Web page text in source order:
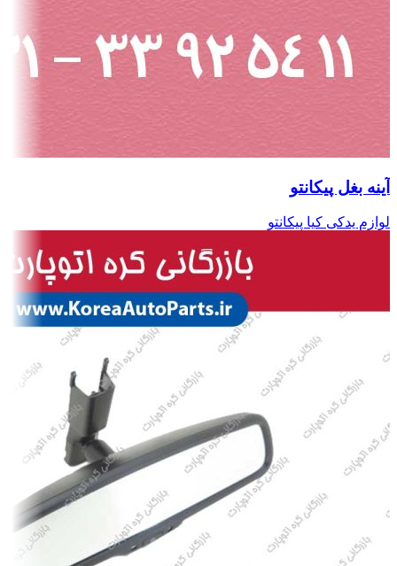
آینه بغل پیکانتو
لوازم یدکی کیا پیکانتو